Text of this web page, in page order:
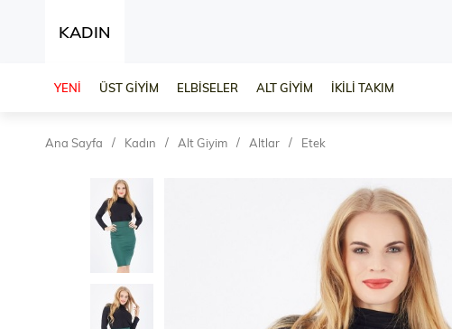
KADIN
YENİ ÜST GİYİM ELBİSELER ALT GİYİM İKİLİ TAKIM
Ana Sayfa Kadın Alt Giyim Altlar Etek